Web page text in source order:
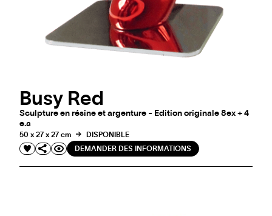
Busy Red
Sculpture en résine et argenture - Edition originale 8ex + 4
e.a
50 x 27 x 27 cm
DISPONIBLE
DEMANDER DES INFORMATIONS